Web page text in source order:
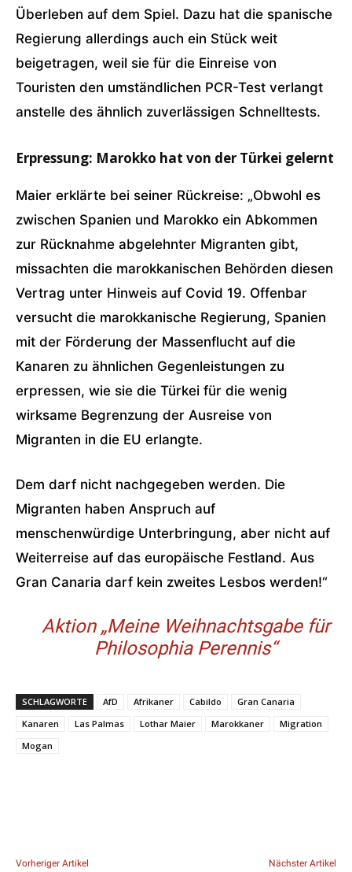
Überleben auf dem Spiel. Dazu hat die spanische
Regierung allerdings auch ein Stück weit
beigetragen, weil sie für die Einreise von
Touristen den umständlichen PCR-Test verlangt
anstelle des ähnlich zuverlässigen Schnelltests.
Erpressung: Marokko hat von der Türkei gelernt
Maier erklärte bei seiner Rückreise: „Obwohl es
zwischen Spanien und Marokko ein Abkommen
zur Rücknahme abgelehnter Migranten gibt,
missachten die marokkanischen Behörden diesen
Vertrag unter Hinweis auf Covid 19. Offenbar
versucht die marokkanische Regierung, Spanien
mit der Förderung der Massenflucht auf die
Kanaren zu ähnlichen Gegenleistungen zu
erpressen, wie sie die Türkei für die wenig
wirksame Begrenzung der Ausreise von
Migranten in die EU erlangte.
Dem darf nicht nachgegeben werden. Die
Migranten haben Anspruch auf
menschenwürdige Unterbringung, aber nicht auf
Weiterreise auf das europäische Festland. Aus
Gran Canaria darf kein zweites Lesbos werden!“
Aktion „Meine Weihnachtsgabe für
Philosophia Perennis“
SCHLAGWORTE AfD Afrikaner Cabildo
Gran Canaria
Kanaren
Las Palmas Lothar Maier Marokkaner
Migration
Mogan
Vorheriger Artikel Nächster Artikel